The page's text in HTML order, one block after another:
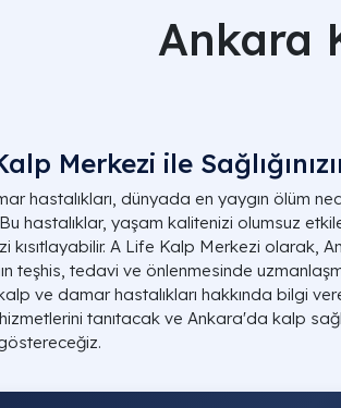
Ankara
Merkezi ile
hastalıkları, dünyada en yaygın ölüm
hastalıklar, yaşam kalitenizi olumsuz
kısıtlayabilir. A Life Kalp Merkezi olarak,
teşhis, tedavi ve önlenmesinde
ve damar hastalıkları hakkında bilgi
tanıtacak ve Ankara'da kalp